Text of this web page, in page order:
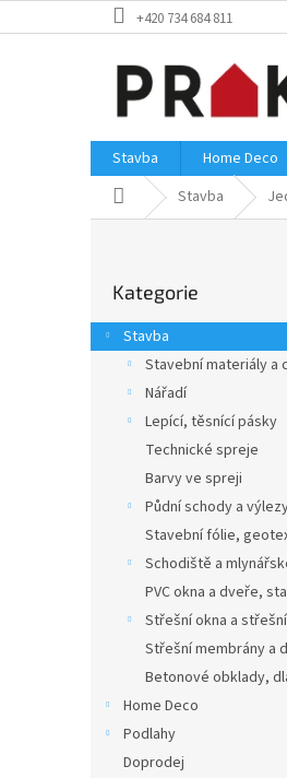
na
+420 734 684 811
Stavba Home Deco
Domů Stavba
r
a
kategorie
Kategorie
Stavba
Stavební materiály a
Nářadí
Lepící, těsnící pásky
Technické spreje
Barvy ve spreji
Půdní schody a
Stavební fólie,
Schodiště a
PVC okna a dveře,
Střešní okna a
Střešní membrány a
Betonové obklady,
Home Deco
Podlahy
Doprodej